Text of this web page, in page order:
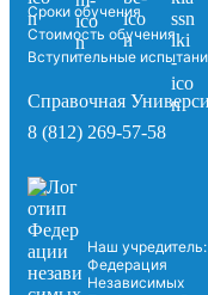
Сроки обучения
Стоимость обучения
Вступительные
Справочная
8 (812) 269-57-58
Наш учредитель:
Федерация
Независимых